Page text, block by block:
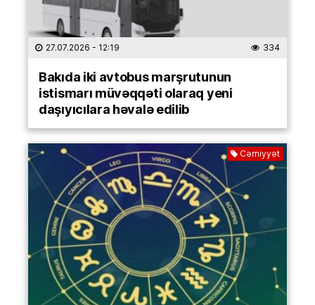
27.07.2026 - 12:19 334
Bakıda iki avtobus marşrutunun
istismarı müvəqqəti olaraq yeni
daşıyıcılara həvalə edilib
Cəmiyyət